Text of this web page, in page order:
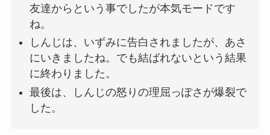
友達からという事でしたが本気モードです
ね。
しんじは、いずみに告白されましたが、あさ
にいきましたね。でも結ばれないという結果
に終わりました。
最後は、しんじの怒りの理屈っぽさが爆裂で
した。